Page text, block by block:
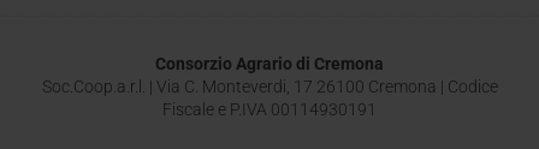
Consorzio Agrario di Cremona
Soc.Coop.a.r.l. | Via C. Monteverdi, 17 26100 Cremona | Codice
Fiscale e P.IVA 00114930191